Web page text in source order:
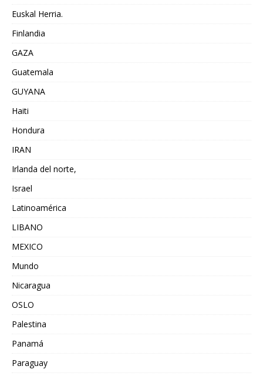
Euskal Herria.
Finlandia
GAZA
Guatemala
GUYANA
Haiti
Hondura
IRAN
Irlanda del norte,
Israel
Latinoamérica
LIBANO
MEXICO
Mundo
Nicaragua
OSLO
Palestina
Panamá
Paraguay